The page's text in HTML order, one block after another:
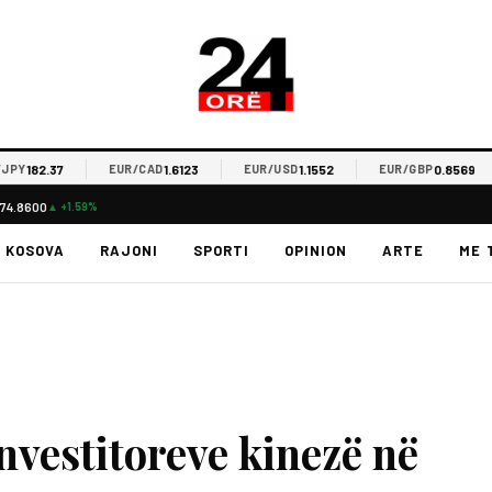
EUR/CAD1.6123 EUR/USD1.1552 EUR/GBP0.8569
▲ +1.59%
KOSOVA RAJONI SPORTI OPINION ARTE ME
kinezë në